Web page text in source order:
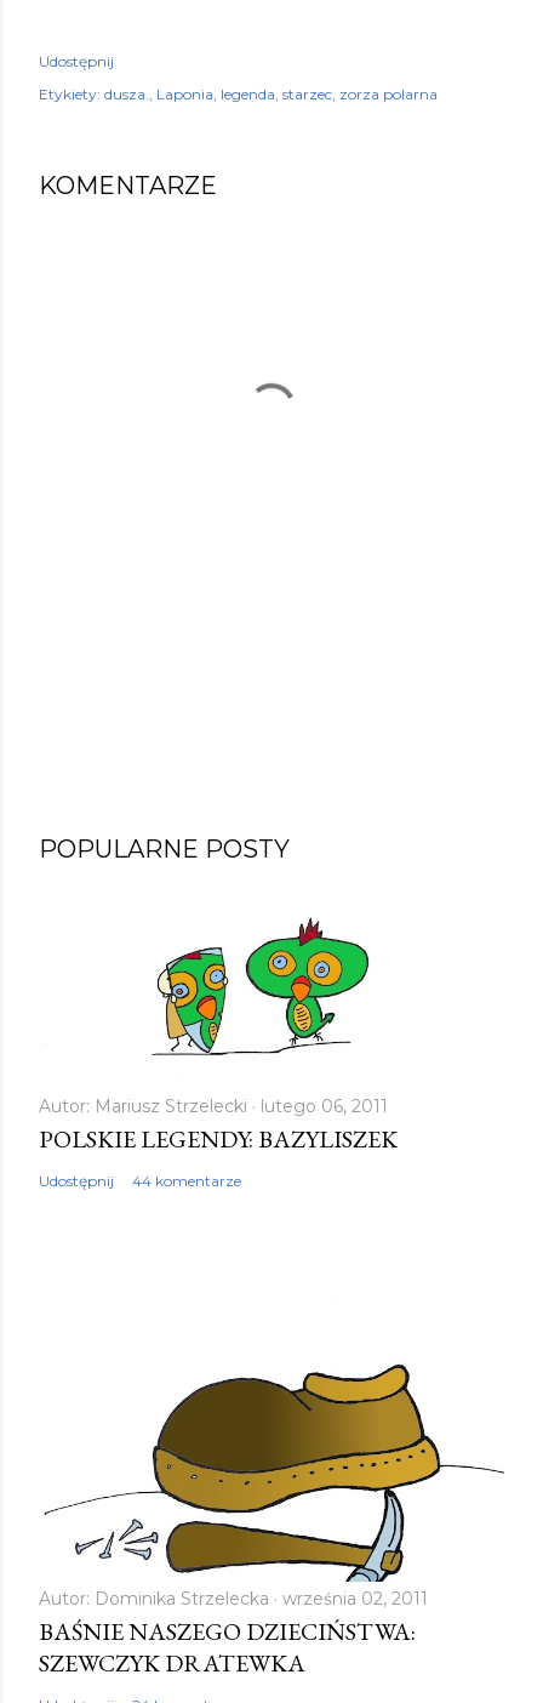
Udostępnij
Etykiety: dusza. Laponia legenda starzec zorza polarna
KOMENTARZE
POPULARNE POSTY
Autor: Mariusz Strzelecki lutego 06, 2011
POLSKIE LEGENDY: BAZYLISZEK
Udostępnij 44 komentarze
Autor: Dominika Strzelecka września 02, 2011
BAŚNIE NASZEGO DZIECIŃSTWA:
SZEWCZYK DRATEWKA